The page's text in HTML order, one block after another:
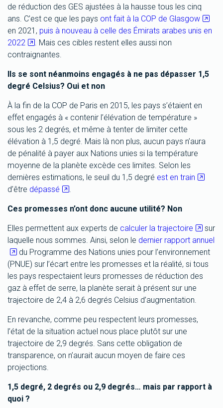
de réduction des GES ajustées à la hausse tous les cinq
ans. C’est ce que les pays ont fait à la COP de Glasgow
en 2021, puis à nouveau à celle des Émirats arabes unis en
2022
. Mais ces cibles restent elles aussi non
contraignantes.
Ils se sont néanmoins engagés à ne pas dépasser 1,5
degré Celsius? Oui et non
À la fin de la COP de Paris en 2015, les pays s’étaient en
effet engagés à « contenir l’élévation de température »
sous les 2 degrés, et même à tenter de limiter cette
élévation à 1,5 degré. Mais là non plus, aucun pays n’aura
de pénalité à payer aux Nations unies si la température
moyenne de la planète excède ces limites. Selon les
dernières estimations, le seuil du 1,5 degré est en train
d’être dépassé .
Ces promesses n’ont donc aucune utilité? Non
Elles permettent aux experts de calculer la trajectoire
sur
laquelle nous sommes. Ainsi, selon le dernier rapport annuel
du Programme des Nations unies pour l’environnement
(PNUE) sur l’écart entre les promesses et la réalité, si tous
les pays respectaient leurs promesses de réduction des
gaz à effet de serre, la planète serait à présent sur une
trajectoire de 2,4 à 2,6 degrés Celsius d’augmentation.
En revanche, comme peu respectent leurs promesses,
l’état de la situation actuel nous place plutôt sur une
trajectoire de 2,9 degrés. Sans cette obligation de
transparence, on n’aurait aucun moyen de faire ces
projections.
1,5 degré, 2 degrés ou 2,9 degrés… mais par rapport à
quoi ?